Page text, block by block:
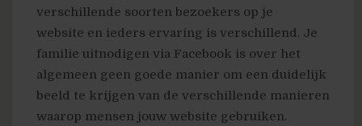
verschillende soorten bezoekers op je
website en ieders ervaring is verschillend. Je
familie uitnodigen via Facebook is over het
algemeen geen goede manier om een duidelijk
beeld te krijgen van de verschillende manieren
waarop mensen jouw website gebruiken.